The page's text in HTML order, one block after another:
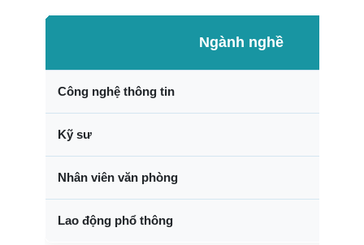
Ngành nghề
Công nghệ thông tin
Kỹ sư
Nhân viên văn phòng
Lao động phổ thông